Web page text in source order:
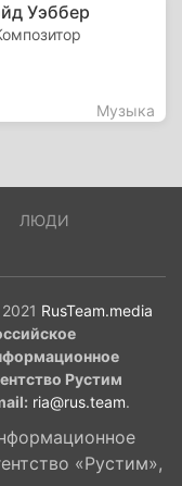
Уэббер
Музыка
ЛЮДИ
RusTeam.media
Рустим
ria@rus.team.
«Рустим»,